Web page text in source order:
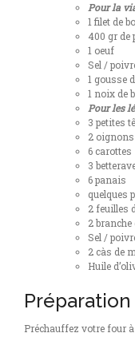
Pour la
1 filet de
400 gr de
1 oeuf
Sel /
1 gousse
1 noix de
Pour les
3 petites
2
6 carottes
3
6 panais
quelques
2 feuilles
2
Sel /
2 càs de
Huile
Préparation
Préchauffez votre four à